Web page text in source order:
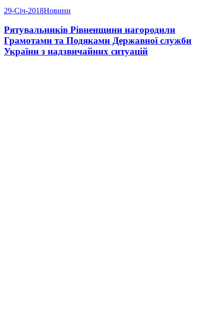
29-Січ-2018Новини
Рятувальників Рівненщини нагородили
Грамотами та Подяками Державної служби
України з надзвичайних ситуацій